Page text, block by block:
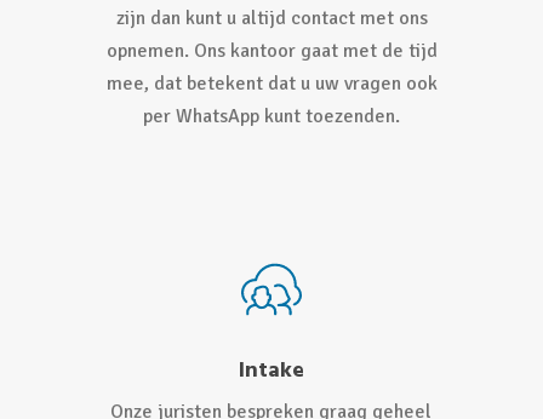
zijn dan kunt u altijd contact met ons
opnemen. Ons kantoor gaat met de tijd
mee, dat betekent dat u uw vragen ook
per WhatsApp kunt toezenden.
Intake
Onze juristen bespreken graag geheel